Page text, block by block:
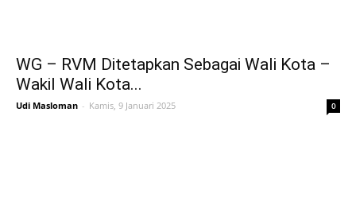
WG – RVM Ditetapkan Sebagai Wali Kota –
Wakil Wali Kota...
Udi Masloman - Kamis, 9 Januari 2025 0